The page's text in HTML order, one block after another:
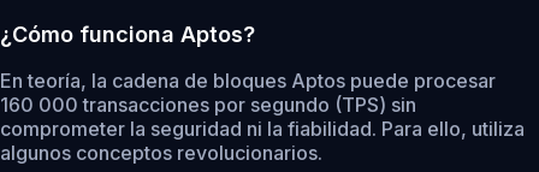
¿Cómo funciona Aptos?
En teoría, la cadena de bloques Aptos puede procesar
160 000 transacciones por segundo (TPS) sin
comprometer la seguridad ni la fiabilidad. Para ello, utiliza
algunos conceptos revolucionarios.